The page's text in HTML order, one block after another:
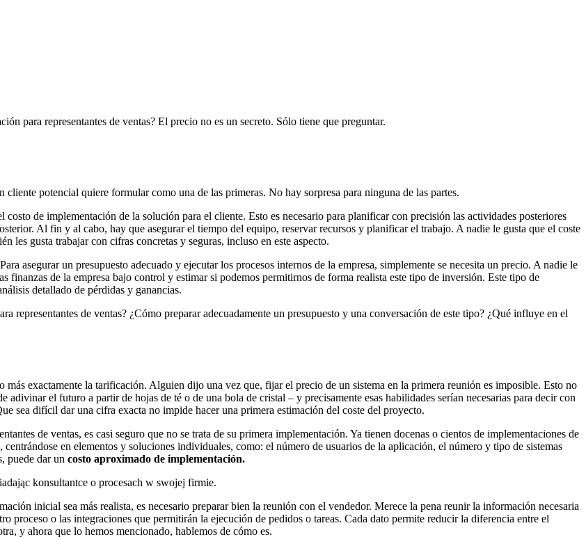
para representantes de ventas? El precio no es un secreto. Sólo tiene que preguntar.
potencial quiere formular como una de las primeras. No hay sorpresa para ninguna de las partes.
de implementación de la solución para el cliente. Esto es necesario para planificar con precisión las actividades posteriores
Al fin y al cabo, hay que asegurar el tiempo del equipo, reservar recursos y planificar el trabajo. A nadie le gusta que el coste
les gusta trabajar con cifras concretas y seguras, incluso en este aspecto.
asegurar un presupuesto adecuado y ejecutar los procesos internos de la empresa, simplemente se necesita un precio. A nadie le
finanzas de la empresa bajo control y estimar si podemos permitirnos de forma realista este tipo de inversión. Este tipo de
detallado de pérdidas y ganancias.
representantes de ventas? ¿Cómo preparar adecuadamente un presupuesto y una conversación de este tipo? ¿Qué influye en el
exactamente la tarificación. Alguien dijo una vez que, fijar el precio de un sistema en la primera reunión es imposible. Esto no
adivinar el futuro a partir de hojas de té o de una bola de cristal – y precisamente esas habilidades serían necesarias para decir con
sea difícil dar una cifra exacta no impide hacer una primera estimación del coste del proyecto.
de ventas, es casi seguro que no se trata de su primera implementación. Ya tienen docenas o cientos de implementaciones de
en elementos y soluciones individuales, como: el número de usuarios de la aplicación, el número y tipo de sistemas
puede dar un costo aproximado de implementación.
inicial sea más realista, es necesario preparar bien la reunión con el vendedor. Merece la pena reunir la información necesaria
proceso o las integraciones que permitirán la ejecución de pedidos o tareas. Cada dato permite reducir la diferencia entre el
y ahora que lo hemos mencionado, hablemos de cómo es.